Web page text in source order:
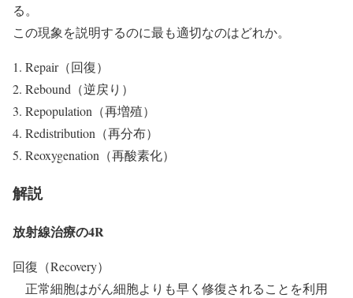
る。
この現象を説明するのに最も適切なのはどれか。
Repair（回復）
Rebound（逆戻り）
Repopulation（再増殖）
Redistribution（再分布）
Reoxygenation（再酸素化）
解説
放射線治療の4R
回復（Recovery）
正常細胞はがん細胞よりも早く修復されることを利用